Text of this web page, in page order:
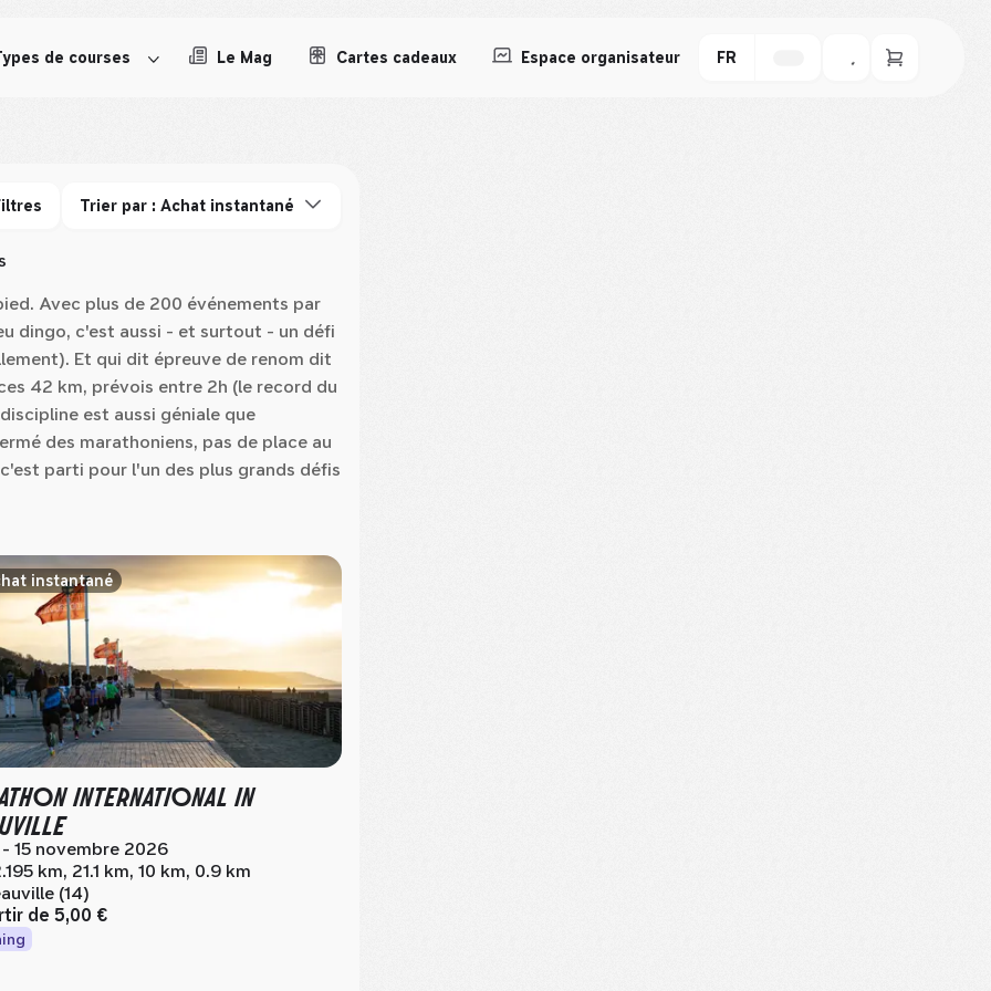
de courses Le Mag Cartes cadeaux Espace organisateur FR
Trier par : Achat instantané
Avec plus de 200 événements par
dingo, c'est aussi - et surtout - un défi
Et qui dit épreuve de renom dit
42 km, prévois entre 2h (le record du
est aussi géniale que
des marathoniens, pas de place au
parti pour l'un des plus grands défis
instantané
INTERNATIONAL IN
- 15 novembre 2026
km, 21.1 km, 10 km, 0.9 km
(14)
de 5,00 €